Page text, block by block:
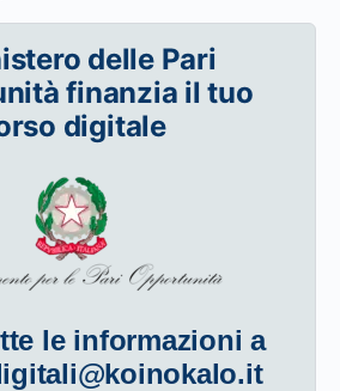
delle Pari
finanzia il tuo
digitale
le informazioni a